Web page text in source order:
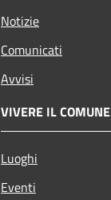
Notizie
Comunicati
Avvisi
VIVERE IL COMUNE
Luoghi
Eventi